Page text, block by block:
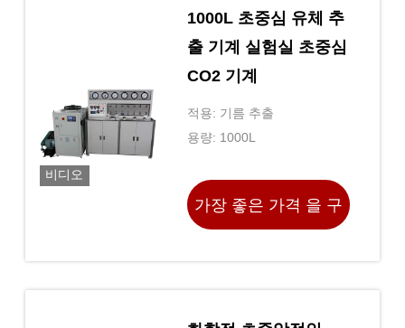
비디오
1000L 초중심 유체 추
출 기계 실험실 초중심
CO2 기계
적용: 기름 추출
용량: 1000L
가장 좋은 가격 을 구